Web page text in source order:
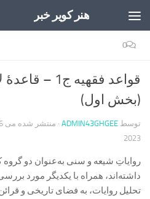
هنر کویر خبر
0
قواعد فقهیه
(بخش اول)
توسط ADMIN43GHGEE · منتشر شده می 6, 2023
2023
روایاتِ شیعه و سنی به‌عنوان دو گروه
داشته‌‌اند، همراه با یکدیگر مورد
تحلیل روایات، به فضای تاریخی و